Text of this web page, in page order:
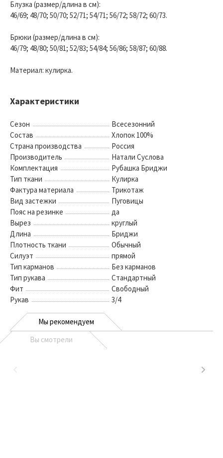
Блузка (размер/длина в см):
46/69; 48/70; 50/70; 52/71; 54/71; 56/72; 58/72; 60/73.
Брюки (размер/длина в см):
46/79; 48/80; 50/81; 52/83; 54/84; 56/86; 58/87; 60/88.
Материал: кулирка.
Характеристики
Сезон
Всесезонний
Состав
Хлопок 100%
Страна производства
Россия
Производитель
Натали Суслова
Комплектация
Рубашка Бриджи
Тип ткани
Кулирка
Фактура материала
Трикотаж
Вид застежки
Пуговицы
Пояс на резинке
да
Вырез
круглый
Длина
Бриджи
Плотность ткани
Обычный
Силуэт
прямой
Тип карманов
Без карманов
Тип рукава
Стандартный
Фит
Свободный
Рукав
3/4
Мы рекомендуем
Вы смотрели